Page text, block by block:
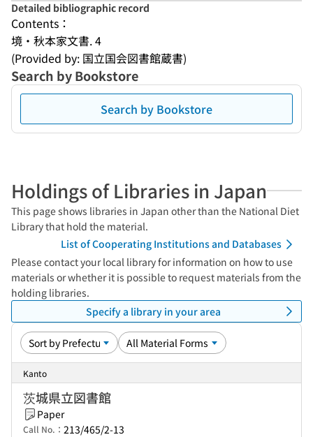
Detailed bibliographic record
Contents：
境・秋本家文書. 4
(Provided by: 国立国会図書館蔵書)
Search by Bookstore
Search by Bookstore
Holdings of Libraries in Japan
This page shows libraries in Japan other than the National Diet
Library that hold the material.
List of Cooperating Institutions and Databases
Please contact your local library for information on how to use
materials or whether it is possible to request materials from the
holding libraries.
Specify a library in your area
Kanto
茨城県立図書館
Paper
Call No.： 213/465/2-13